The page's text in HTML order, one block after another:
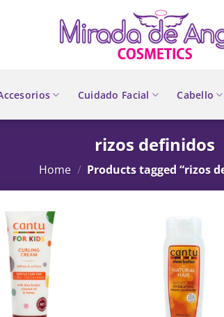
Cuidado Facial Cabello
rizos definidos
Home / Products tagged “rizos